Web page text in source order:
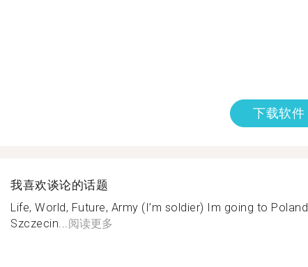
下载软件
我喜欢谈论的话题
Life, World, Future, Army (I’m soldier) Im going to Poland
Szczecin...阅读更多